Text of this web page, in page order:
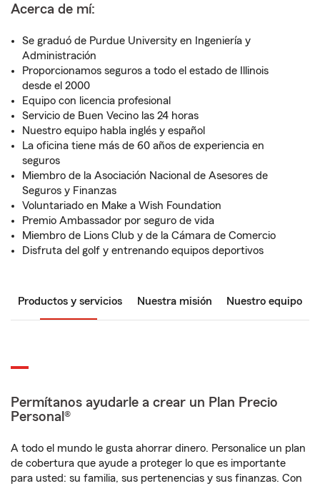
Acerca de mí:
Se graduó de Purdue University en Ingeniería y
Administración
Proporcionamos seguros a todo el estado de Illinois
desde el 2000
Equipo con licencia profesional
Servicio de Buen Vecino las 24 horas
Nuestro equipo habla inglés y español
La oficina tiene más de 60 años de experiencia en
seguros
Miembro de la Asociación Nacional de Asesores de
Seguros y Finanzas
Voluntariado en Make a Wish Foundation
Premio Ambassador por seguro de vida
Miembro de Lions Club y de la Cámara de Comercio
Disfruta del golf y entrenando equipos deportivos
Productos y servicios Nuestra misión Nuestro equipo
Permítanos ayudarle a crear un Plan Precio
Personal®
A todo el mundo le gusta ahorrar dinero. Personalice un plan
de cobertura que ayude a proteger lo que es importante
para usted: su familia, sus pertenencias y sus finanzas. Con